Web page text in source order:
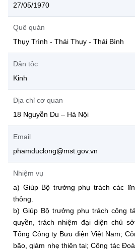
Sở Thông tin và Truyền thông
Lịch sử phát triển
Cơ cấu tổ chức
Khác
Videos
Ảnh
Voice
Trang tin Bộ Trưởng
Sự kiện quan trọng
Nhiệm vụ trọng tâm
Chọn ngôn ngữ
Vietnamese
27/05/1970
Quê quán
Thụy Trình - Thái Thụy - Thái Bình
Dân tộc
Kinh
Địa chỉ cơ quan
18 Nguyễn Du – Hà Nội
Email
phamduclong@mst.gov.vn
Nhiệm vụ
a) Giúp Bộ trưởng phụ trách các
thông.
b) Giúp Bộ trưởng phụ trách công
quyền, trách nhiệm đại diện chủ
Tổng Công ty Bưu điện Việt Nam;
bão, giảm nhẹ thiên tai; Công tác